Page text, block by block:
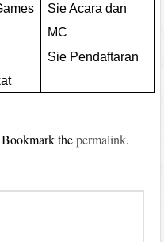
Sie Acara dan
MC
Sie Pendaftaran
thepermalink.